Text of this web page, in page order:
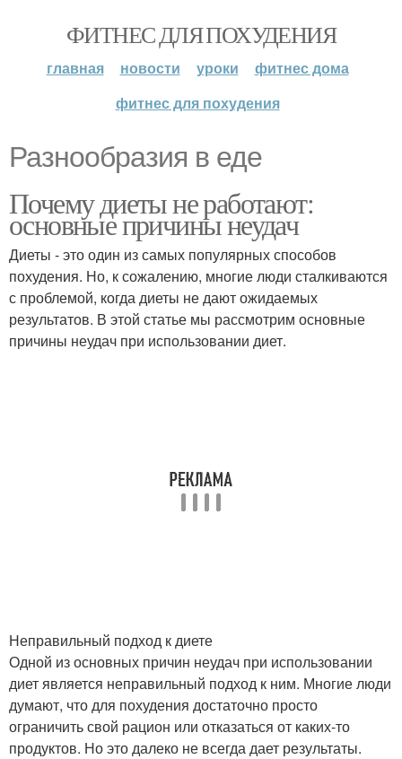
ФИТНЕС ДЛЯ ПОХУДЕНИЯ
главная новости уроки
фитнес дома
фитнес для похудения
Разнообразия в еде
Почему диеты не работают:
основные причины неудач
Диеты - это один из самых популярных способов
похудения. Но, к сожалению, многие люди сталкиваются
с проблемой, когда диеты не дают ожидаемых
результатов. В этой статье мы рассмотрим основные
причины неудач при использовании диет.
Неправильный подход к диете
Одной из основных причин неудач при использовании
диет является неправильный подход к ним. Многие люди
думают, что для похудения достаточно просто
ограничить свой рацион или отказаться от каких-то
продуктов. Но это далеко не всегда дает результаты.